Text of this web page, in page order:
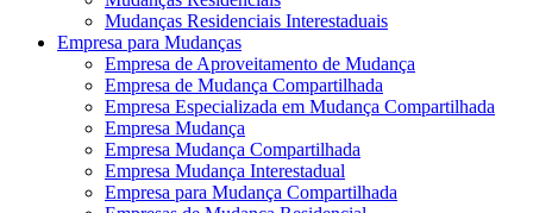
Mudanças Residenciais Interestaduais
Empresa para Mudanças
Empresa de Aproveitamento de Mudança
Empresa de Mudança Compartilhada
Empresa Especializada em Mudança Compartilhada
Empresa Mudança
Empresa Mudança Compartilhada
Empresa Mudança Interestadual
Empresa para Mudança Compartilhada